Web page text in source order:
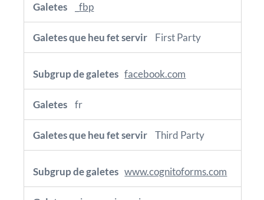
_fbp
First Party
facebook.com
fr
Third Party
www.cognitoforms.com